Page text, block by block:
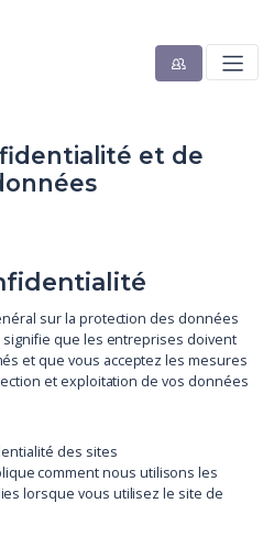
et de
sur la protection des données
signifie que les entreprises doivent
et que vous acceptez les mesures
et exploitation de vos données
des sites
comment nous utilisons les
lorsque vous utilisez le site de